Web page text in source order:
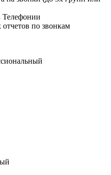
Телефонии
по звонкам